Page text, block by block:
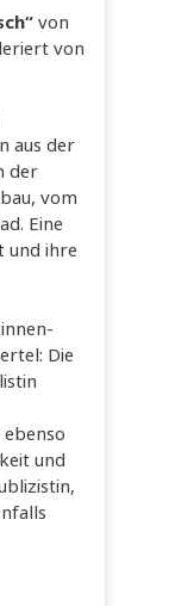
von
von
aus der
der
vom
Eine
und ihre
Die
und